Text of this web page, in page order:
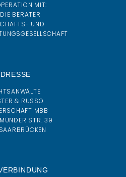
MIT:
BERATER
UND
& RUSSO
MBB
STR. 39